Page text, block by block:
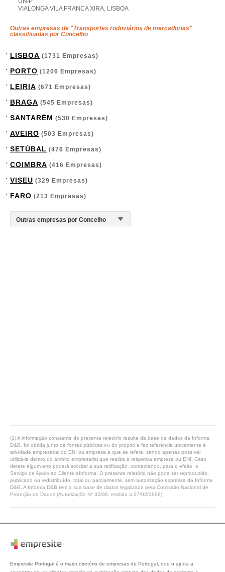
VIALONGA VILA FRANCA XIRA, LISBOA
Outras empresas de "Transportes rodoviários de mercadorias"
classificadas por Concelho
LISBOA (1731 Empresas)
PORTO (1206 Empresas)
LEIRIA (671 Empresas)
BRAGA (545 Empresas)
SANTARÉM (530 Empresas)
AVEIRO (503 Empresas)
SETÚBAL (476 Empresas)
COIMBRA (416 Empresas)
VISEU (329 Empresas)
FARO (213 Empresas)
(1) A informação constante do presente relatório resulta da base de dados da Informa
D&B, foi obtida junto de fontes públicas ou do próprio e faz referência unicamente à
atividade empresarial do ENI ou empresa a que se refere, sendo apenas possível
utilizá-la dentro do âmbito empresarial que realiza a respetiva empresa ou ENI. Caso
detete algum erro poderá solicitar a sua retificação, contactando, para o efeito, o
Serviço de Apoio ao Cliente eInforma. O presente relatório não pode ser reproduzido,
publicado ou redistribuído, total ou parcialmente, sem autorização expressa da Informa
D&B. A Informa D&B tem a sua base de dados legalizada pela Comissão Nacional de
Proteção de Dados (Autorização Nº 32/96, emitida a 27/02/1996).
Empresite Portugal é o maior diretório de empresas de Portugal, que o ajuda a